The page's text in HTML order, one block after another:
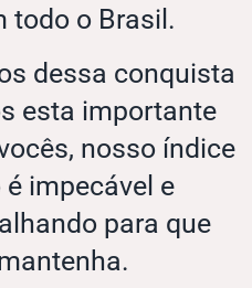
todo o Brasil.
dessa conquista
esta importante
nosso índice
impecável e
para que